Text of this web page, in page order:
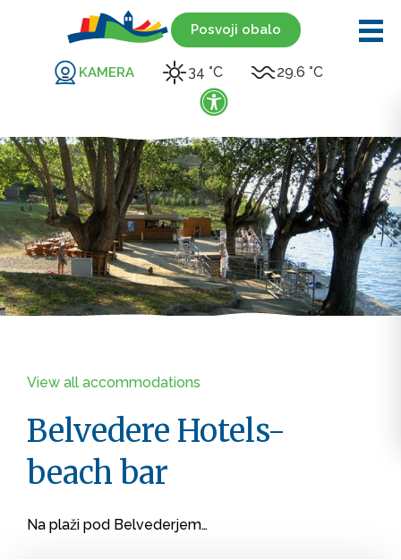
Posvoji obalo
KAMERA 34 °C 29.6 °C
View all accommodations
Belvedere Hotels-
beach bar
Na plaži pod Belvederjem…